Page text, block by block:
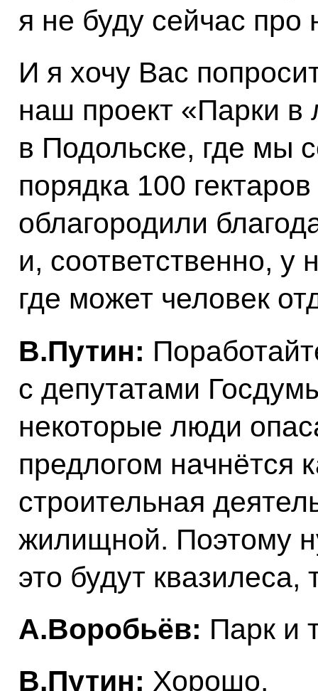
я не буду сейчас про
И я хочу Вас
наш проект «Парки в
в Подольске, где мы
порядка 100
облагородили
и, соответственно,
где может человек
В.Путин:
с депутатами
некоторые люди
предлогом начнётся
строительная
жилищной. Поэтому
это будут
А.Воробьёв: Парк и
В.Путин: Хорошо.